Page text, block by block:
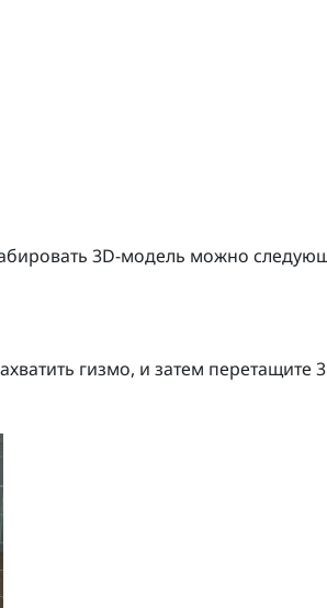
3D-модель можно
гизмо, и затем перетащите